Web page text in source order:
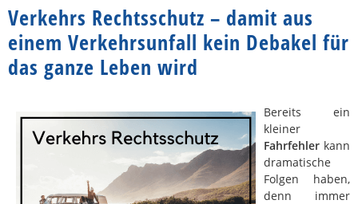
Verkehrs Rechtsschutz – damit aus
einem Verkehrsunfall kein Debakel für
das ganze Leben wird
Bereits ein
kleiner
Fahrfehler kann
dramatische
Folgen haben,
denn immer